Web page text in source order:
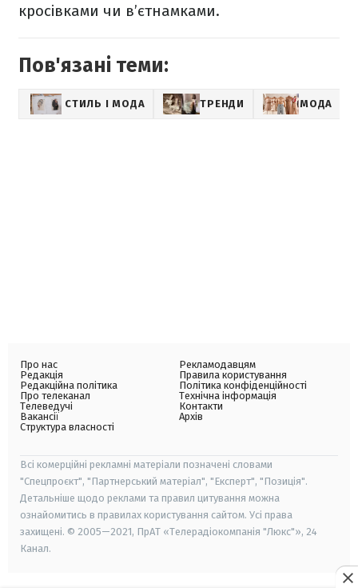
кросівками чи в’єтнамками.
Пов'язані теми:
СТИЛЬ І МОДА ТРЕНДИ МОДА
Про нас
Редакція
Редакційна політика
Про телеканал
Телеведучі
Вакансії
Структура власності
Рекламодавцям
Правила користування
Політика конфіденційності
Технічна інформація
Контакти
Архів
Всі комерційні рекламні матеріали позначені словами
"Спецпроєкт", "Партнерський матеріал", "Експерт", "Позиція".
Детальніше щодо реклами та правил цитування можна
ознайомитись в правилах користування сайтом. Усі права
захищені. © 2005—2021, ПрАТ «Телерадіокомпанія "Люкс"», 24
Канал.